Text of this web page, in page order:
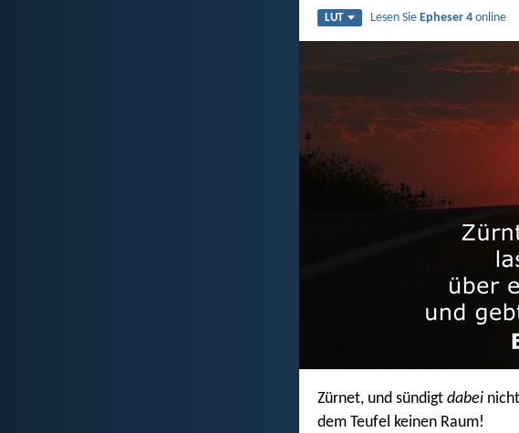
LUT Lesen SieEpheser 4 online
Zürnet, und sündigt dabei
dem Teufel keinen Raum!